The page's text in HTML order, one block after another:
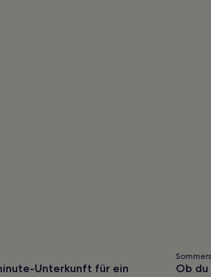
Unterkunft für ein
Ob